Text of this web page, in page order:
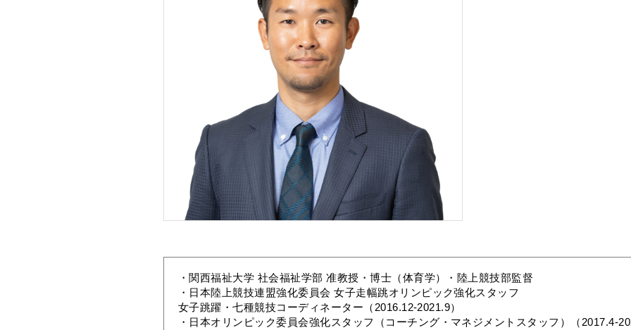
・関西福祉大学 社会福祉学部 准教授・博士（体育学）・陸上競技部監督
・日本陸上競技連盟強化委員会 女子走幅跳オリンピック強化スタッフ
女子跳躍・七種競技コーディネーター（2016.12-2021.9）
・日本オリンピック委員会強化スタッフ（コーチング・マネジメントスタッフ）（2017.4-